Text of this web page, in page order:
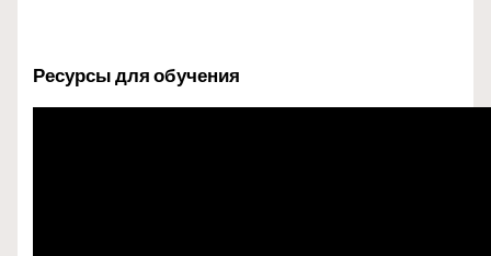
Ресурсы для обучения